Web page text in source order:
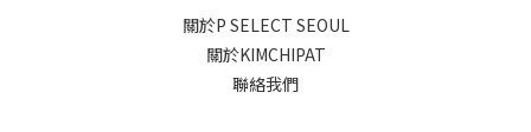
關於P SELECT SEOUL
關於KIMCHIPAT
聯絡我們